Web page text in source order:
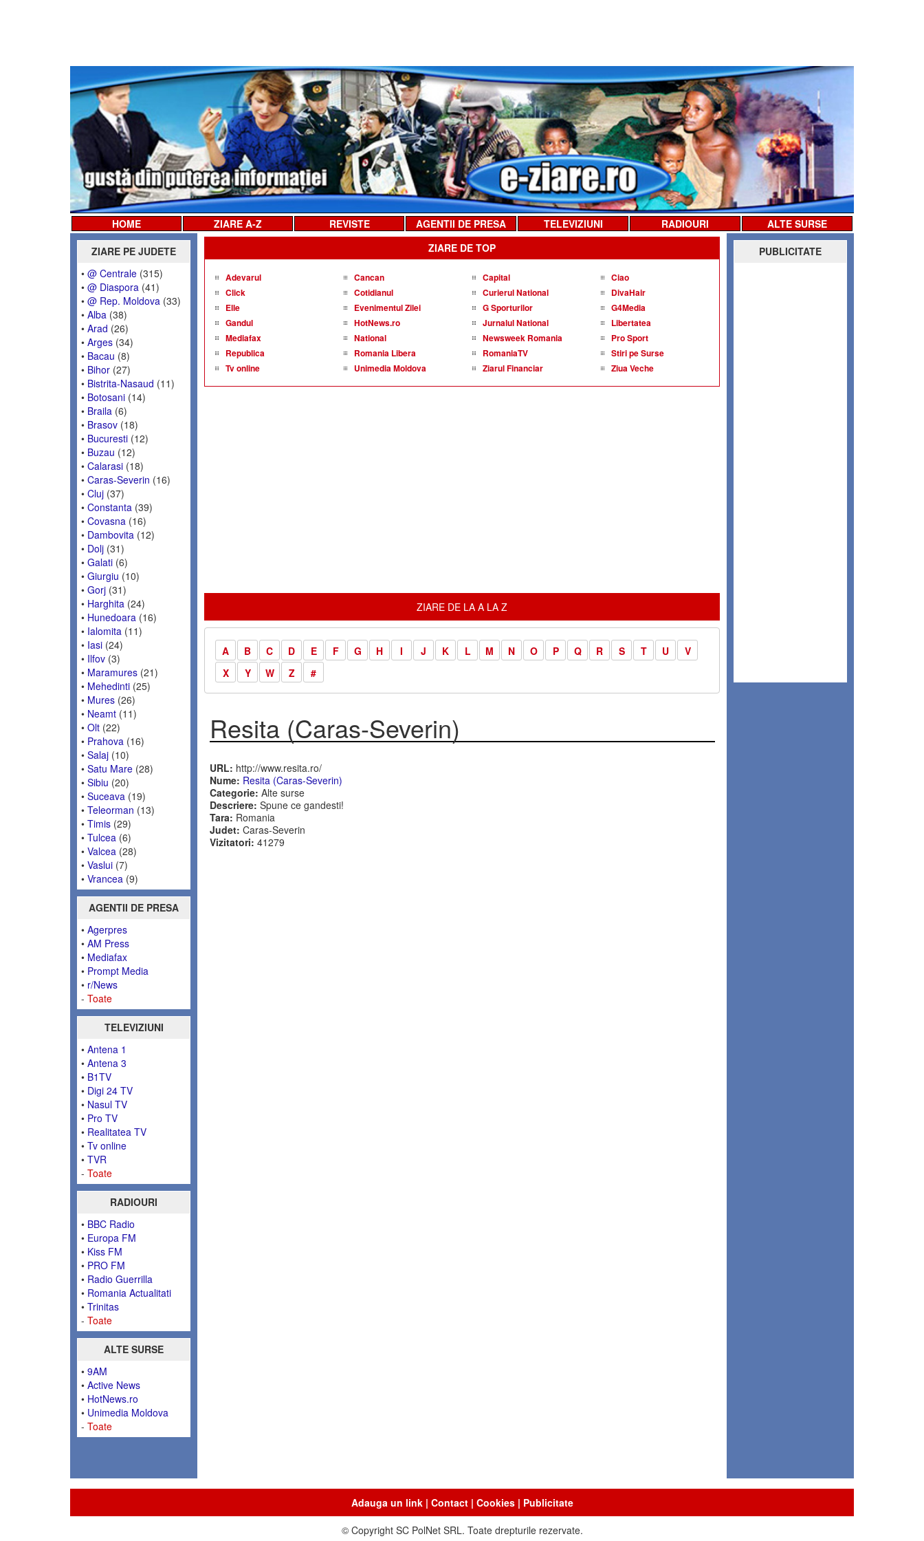
HOME ZIARE A-Z REVISTE AGENTII DE PRESA TELEVIZIUNI RADIOURI
ALTE SURSE
ZIARE PE JUDETE
• @ Centrale (315)
• @ Diaspora (41)
• @ Rep. Moldova (33)
• Alba (38)
• Arad (26)
• Arges (34)
• Bacau (8)
• Bihor (27)
• Bistrita-Nasaud (11)
• Botosani (14)
• Braila (6)
• Brasov (18)
• Bucuresti (12)
• Buzau (12)
• Calarasi (18)
• Caras-Severin (16)
• Cluj (37)
• Constanta (39)
• Covasna (16)
• Dambovita (12)
• Dolj (31)
• Galati (6)
• Giurgiu (10)
• Gorj (31)
• Harghita (24)
• Hunedoara (16)
• Ialomita (11)
• Iasi (24)
• Ilfov (3)
• Maramures (21)
• Mehedinti (25)
• Mures (26)
• Neamt (11)
• Olt (22)
• Prahova (16)
• Salaj (10)
• Satu Mare (28)
• Sibiu (20)
• Suceava (19)
• Teleorman (13)
• Timis (29)
• Tulcea (6)
• Valcea (28)
• Vaslui (7)
• Vrancea (9)
AGENTII DE PRESA
• Agerpres
• AM Press
• Mediafax
• Prompt Media
• r/News
- Toate
TELEVIZIUNI
• Antena 1
• Antena 3
• B1TV
• Digi 24 TV
• Nasul TV
• Pro TV
• Realitatea TV
• Tv online
• TVR
- Toate
RADIOURI
• BBC Radio
• Europa FM
• Kiss FM
• PRO FM
• Radio Guerrilla
• Romania Actualitati
• Trinitas
- Toate
ALTE SURSE
• 9AM
• Active News
• HotNews.ro
• Unimedia Moldova
- Toate
ZIARE DE TOP
Adevarul Cancan Capital
Ciao
Click
Cotidianul Curierul National
DivaHair
Elle
Evenimentul Zilei G Sporturilor
G4Media
Gandul
HotNews.ro Jurnalul National
Libertatea
Mediafax
National Newsweek Romania
Pro Sport
Republica
Romania Libera RomaniaTV
Stiri pe Surse
Tv online
Unimedia Moldova Ziarul Financiar Ziua Veche
ZIARE DE LA A LA Z
A B C D E F G H I J K L M N O P Q R S T U
V
X
Y W Z #
Resita (Caras-Severin)
URL: http://www.resita.ro/
Nume: Resita (Caras-Severin)
Categorie: Alte surse
Descriere: Spune ce gandesti!
Tara: Romania
Judet: Caras-Severin
Vizitatori: 41279
PUBLICITATE
Adauga un link| Contact| Cookies| Publicitate
© Copyright SC PolNet SRL. Toate drepturile rezervate.